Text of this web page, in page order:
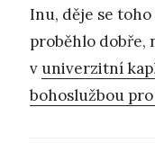
Inu, děje se toho
proběhlo dobře,
v univerzitní
bohoslužbou